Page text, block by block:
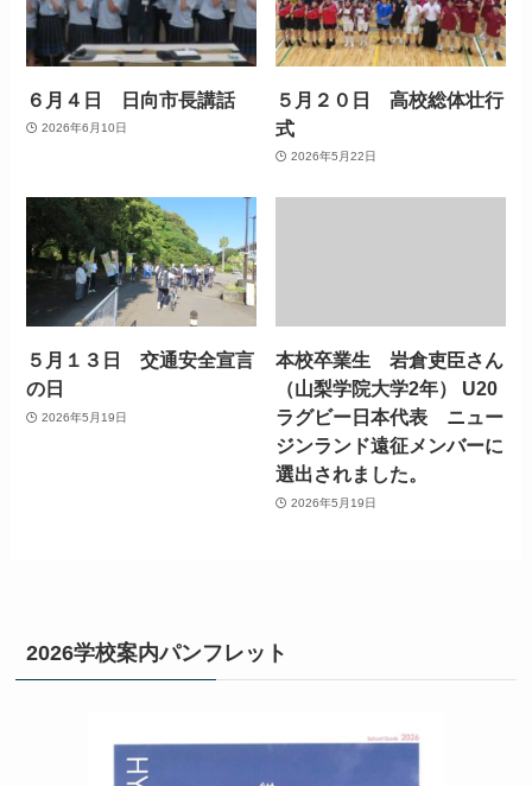
６月４日 日向市長講話
2026年6月10日
５月２０日 高校総体壮行
式
2026年5月22日
５月１３日 交通安全宣言
の日
2026年5月19日
本校卒業生 岩倉吏臣さん
（山梨学院大学2年） U20
ラグビー日本代表 ニュー
ジンランド遠征メンバーに
選出されました。
2026年5月19日
2026学校案内パンフレット